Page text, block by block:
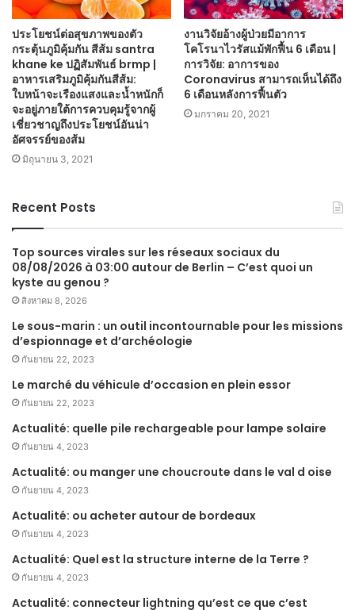
ประโยชน์ต่อสุขภาพของตัว
กระตุ้นภูมิคุ้มกัน สีส้ม santra
khane ke ปฏิสัมพันธ์ brmp |
อาหารเสริมภูมิคุ้มกันสีส้ม:
ใบหน้าจะเรืองแสงและน้ำหนักก็
จะอยู่ภายใต้การควบคุมรู้จากผู้
เชี่ยวชาญถึงประโยชน์อันน่า
อัศจรรย์ของส้ม
มิถุนายน 3, 2021
งานวิจัยอ้างผู้ป่วยมีอาการ
โคโรนาไวรัสแม้พักฟื้น 6 เดือน |
การวิจัย: อาการของ
Coronavirus สามารถเห็นได้ถึง
6 เดือนหลังการฟื้นตัว
มกราคม 20, 2021
Recent Posts
Top sources virales sur les réseaux sociaux du
08/08/2026 à 03:00 autour de Berlin – C’est quoi un
kyste au genou ?
สิงหาคม 8, 2026
Le sous-marin : un outil incontournable pour les missions
d’espionnage et d’archéologie
กันยายน 22, 2023
Le marché du véhicule d’occasion en plein essor
กันยายน 22, 2023
Actualité: quelle pile rechargeable pour lampe solaire
กันยายน 4, 2023
Actualité: ou manger une choucroute dans le val d oise
กันยายน 4, 2023
Actualité: ou acheter autour de bordeaux
กันยายน 4, 2023
Actualité: Quel est la structure interne de la Terre ?
กันยายน 4, 2023
Actualité: connecteur lightning qu’est ce que c’est